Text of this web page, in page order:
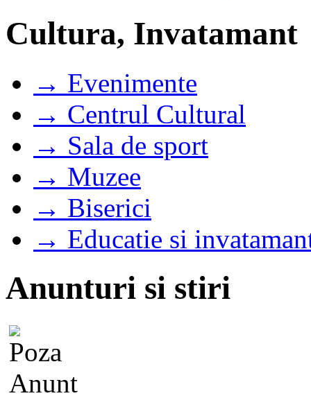
Cultura, Invatamant
→ Evenimente
→ Centrul Cultural
→ Sala de sport
→ Muzee
→ Biserici
→ Educatie si
Anunturi si stiri